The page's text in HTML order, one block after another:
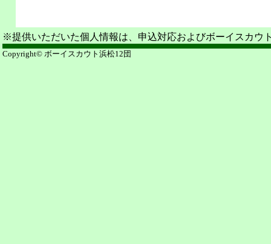
※提供いただいた個人情報は、申込対応およびボーイスカウ
Copyright© ボーイスカウト浜松12団